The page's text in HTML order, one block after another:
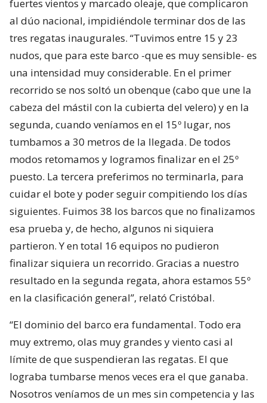
fuertes vientos y marcado oleaje, que complicaron
al dúo nacional, impidiéndole terminar dos de las
tres regatas inaugurales. “Tuvimos entre 15 y 23
nudos, que para este barco -que es muy sensible- es
una intensidad muy considerable. En el primer
recorrido se nos soltó un obenque (cabo que une la
cabeza del mástil con la cubierta del velero) y en la
segunda, cuando veníamos en el 15º lugar, nos
tumbamos a 30 metros de la llegada. De todos
modos retomamos y logramos finalizar en el 25º
puesto. La tercera preferimos no terminarla, para
cuidar el bote y poder seguir compitiendo los días
siguientes. Fuimos 38 los barcos que no finalizamos
esa prueba y, de hecho, algunos ni siquiera
partieron. Y en total 16 equipos no pudieron
finalizar siquiera un recorrido. Gracias a nuestro
resultado en la segunda regata, ahora estamos 55º
en la clasificación general”, relató Cristóbal.
“El dominio del barco era fundamental. Todo era
muy extremo, olas muy grandes y viento casi al
límite de que suspendieran las regatas. El que
lograba tumbarse menos veces era el que ganaba.
Nosotros veníamos de un mes sin competencia y las